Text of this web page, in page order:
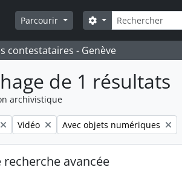
Parcourir
Rechercher
Search options
contestataires - Genève
de 1 résultats
archivistique
Remove filter:
Vidéo Remove filter:
Avec objets numériques
avancée